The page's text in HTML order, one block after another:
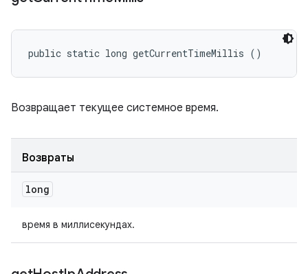
public static long getCurrentTimeMillis ()
Возвращает текущее системное время.
Возвраты
long
время в миллисекундах.